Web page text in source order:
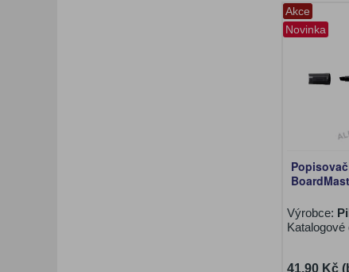
Akce
Novinka
Výrobce:
Katalogové
41,90 Kč